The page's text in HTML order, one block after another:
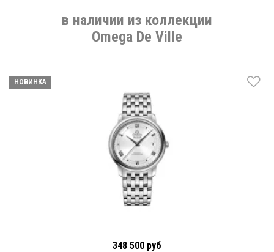
в наличии из коллекции
Omega De Ville
НОВИНКА
348 500 руб